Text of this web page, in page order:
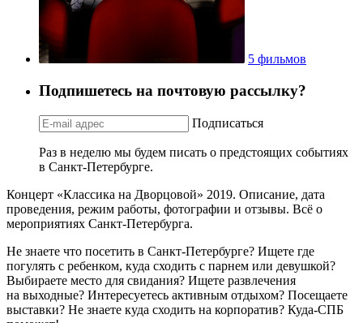
5 фильмов
Подпишетесь на почтовую рассылку?
Подписаться
Раз в неделю мы будем писать о предстоящих событиях
в Санкт-Петербурге.
Концерт «Классика на Дворцовой» 2019. Описание, дата
проведения, режим работы, фотографии и отзывы. Всё о
мероприятиях Санкт-Петербурга.
Не знаете что посетить в Санкт-Петербурге? Ищете где
погулять с ребенком, куда сходить с парнем или девушкой?
Выбираете место для свидания? Ищете развлечения
на выходные? Интересуетесь активным отдыхом? Посещаете
выставки? Не знаете куда сходить на корпоратив? Куда-СПБ